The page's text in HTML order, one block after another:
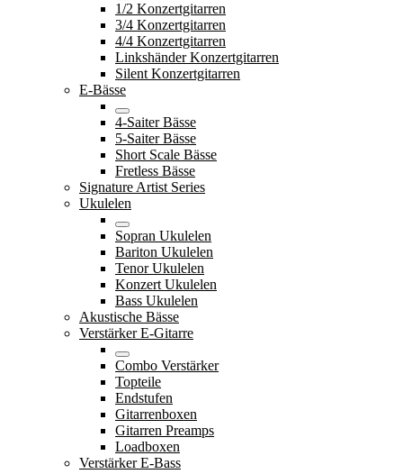
1/2 Konzertgitarren
3/4 Konzertgitarren
4/4 Konzertgitarren
Linkshänder Konzertgitarren
Silent Konzertgitarren
E-Bässe
4-Saiter Bässe
5-Saiter Bässe
Short Scale Bässe
Fretless Bässe
Signature Artist Series
Ukulelen
Sopran Ukulelen
Bariton Ukulelen
Tenor Ukulelen
Konzert Ukulelen
Bass Ukulelen
Akustische Bässe
Verstärker E-Gitarre
Combo Verstärker
Topteile
Endstufen
Gitarrenboxen
Gitarren Preamps
Loadboxen
Verstärker E-Bass